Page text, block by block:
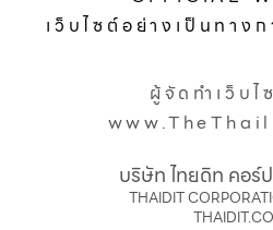
เว็บไซต์อย่างเป็นทาง
ผู้จัดทำเว็บไ
บริษัท ไทยดิท คอร์
THAIDIT